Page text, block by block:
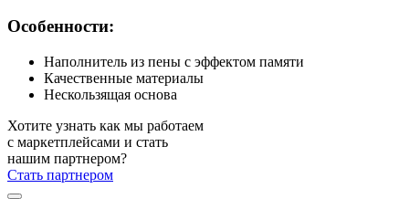
Особенности:
Наполнитель из пены с эффектом памяти
Качественные материалы
Нескользящая основа
Хотите узнать как мы работаем
с маркетплейсами и стать
нашим партнером?
Стать партнером